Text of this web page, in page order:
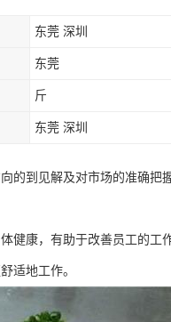
东莞 深圳
东莞
斤
东莞 深圳
的到见解及对市场的准确把
健康，有助于改善员工的工
适地工作。